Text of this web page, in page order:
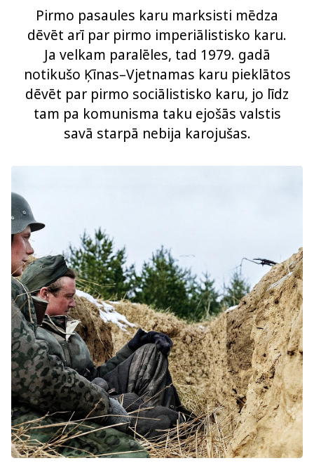
Pirmo pasaules karu marksisti mēdza
dēvēt arī par pirmo imperiālistisko karu.
Ja velkam paralēles, tad 1979. gadā
notikušo Ķīnas–Vjetnamas karu pieklātos
dēvēt par pirmo sociālistisko karu, jo līdz
tam pa komunisma taku ejošās valstis
savā starpā nebija karojušas.